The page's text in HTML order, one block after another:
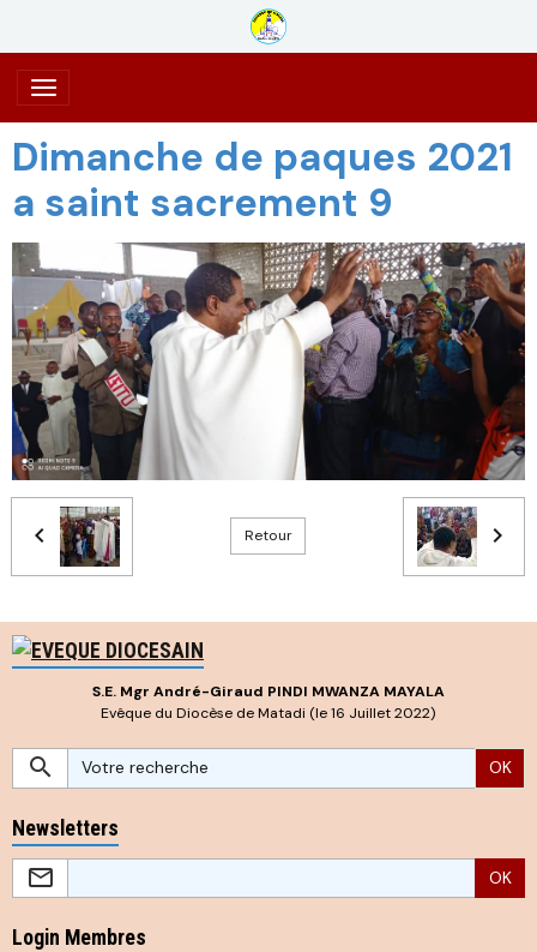
Dimanche de paques 2021
a saint sacrement 9
Retour
S.E. Mgr André-Giraud PINDI MWANZA MAYALA
Evêque du Diocèse de Matadi (le 16 Juillet 2022)
OK
Newsletters
OK
Login Membres